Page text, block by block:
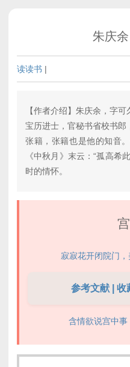
朱庆余
读读书 |
【作者介绍】朱庆余，字
宝历进士，官秘书省校书郎
张籍，张籍也是他的知音
《中秋月》末云：“孤高希
时的情怀。
寂寂花开闭院门
参考文献 | 收
含情欲说宫中事